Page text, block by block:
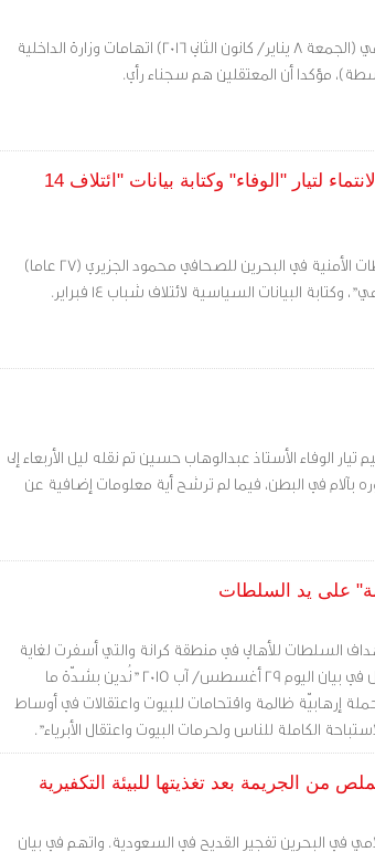
مرآة البحرين: نفى تيار الوفاء الإسلامي (الجمعة 8 يناير/ كانون الثاني 2016) اتهامات وزارة الداخلية
مؤكدا أن المعتقلين هم سجناء رأي.
السلطات تتّهم الصحفي بالوسط محمود الجزيري بالانتماء لتيار "الوفاء" وكتابة بيانات "ائتلاف 14
مرآة البحرين (خاص): وجّهت السلطات الأمنية في البحرين للصحافي محمود الجزيري (27 عاما)
وكتابة البيانات السياسية لائتلاف شباب 14 فبراير.
الوفاء الأستاذ عبدالوهاب حسين تم نقله ليل الأربعاء إلى
في البطن، فيما لم ترشح أية معلومات إضافية عن
على يد السلطات
السلطات للأهالي في منطقة كرانة والتي أسفرت لغاية
السبت إلى اعتقال حوالي 20 شاباً. وقال في بيان اليوم 29 أغسطس/ آب 2015 "نُدين بشدّة ما
إرهابيّة ظالمة واقتحامات للبيوت واعتقالات في أوساط
الكاملة للناس ولحرمات البيوت واعتقال الأبرياء".
من الجريمة بعد تغذيتها للبيئة التكفيرية
في البحرين تفجير القديح في السعودية. واتهم في بيان